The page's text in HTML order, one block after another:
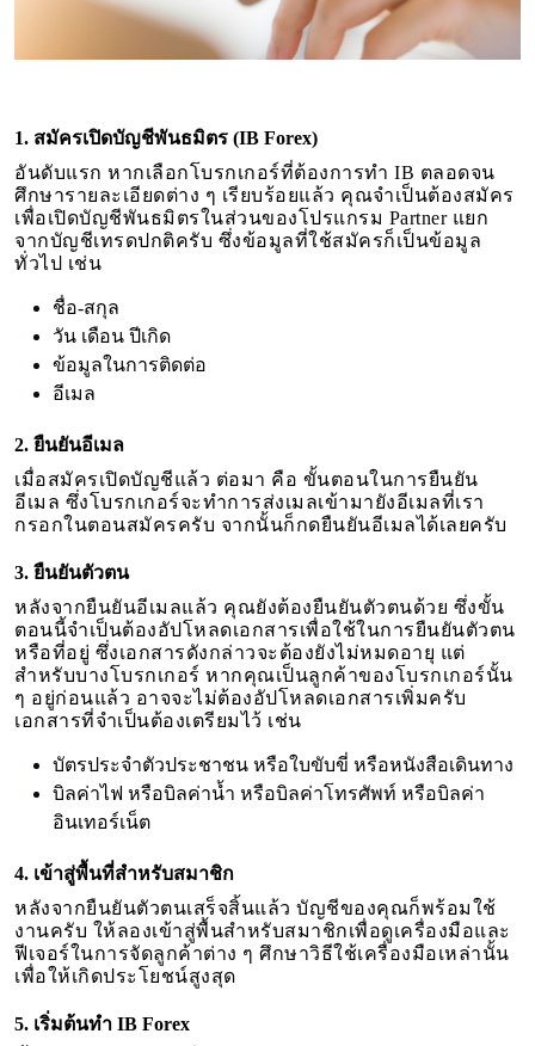
1. สมัครเปิดบัญชีพันธมิตร (IB Forex)
อันดับแรก หากเลือกโบรกเกอร์ที่ต้องการทำ IB ตลอดจน
ศึกษารายละเอียดต่าง ๆ เรียบร้อยแล้ว คุณจำเป็นต้องสมัคร
เพื่อเปิดบัญชีพันธมิตรในส่วนของโปรแกรม Partner แยก
จากบัญชีเทรดปกติครับ ซึ่งข้อมูลที่ใช้สมัครก็เป็นข้อมูล
ทั่วไป เช่น
ชื่อ-สกุล
วัน เดือน ปีเกิด
ข้อมูลในการติดต่อ
อีเมล
2. ยืนยันอีเมล
เมื่อสมัครเปิดบัญชีแล้ว ต่อมา คือ ขั้นตอนในการยืนยัน
อีเมล ซึ่งโบรกเกอร์จะทำการส่งเมลเข้ามายังอีเมลที่เรา
กรอกในตอนสมัครครับ จากนั้นก็กดยืนยันอีเมลได้เลยครับ
3. ยืนยันตัวตน
หลังจากยืนยันอีเมลแล้ว คุณยังต้องยืนยันตัวตนด้วย ซึ่งขั้น
ตอนนี้จำเป็นต้องอัปโหลดเอกสารเพื่อใช้ในการยืนยันตัวตน
หรือที่อยู่ ซึ่งเอกสารดังกล่าวจะต้องยังไม่หมดอายุ แต่
สำหรับบางโบรกเกอร์ หากคุณเป็นลูกค้าของโบรกเกอร์นั้น
ๆ อยู่ก่อนแล้ว อาจจะไม่ต้องอัปโหลดเอกสารเพิ่มครับ
เอกสารที่จำเป็นต้องเตรียมไว้ เช่น
บัตรประจำตัวประชาชน หรือใบขับขี่ หรือหนังสือเดินทาง
บิลค่าไฟ หรือบิลค่าน้ำ หรือบิลค่าโทรศัพท์ หรือบิลค่า
อินเทอร์เน็ต
4. เข้าสู่พื้นที่สำหรับสมาชิก
หลังจากยืนยันตัวตนเสร็จสิ้นแล้ว บัญชีของคุณก็พร้อมใช้
งานครับ ให้ลองเข้าสู่พื้นสำหรับสมาชิกเพื่อดูเครื่องมือและ
ฟีเจอร์ในการจัดลูกค้าต่าง ๆ ศึกษาวิธีใช้เครื่องมือเหล่านั้น
เพื่อให้เกิดประโยชน์สูงสุด
5. เริ่มต้นทำ IB Forex